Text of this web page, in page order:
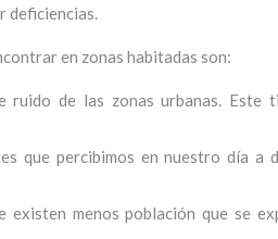
deficiencias.
en zonas habitadas son:
de las zonas urbanas. Este
que percibimos en nuestro día a
menos población que se